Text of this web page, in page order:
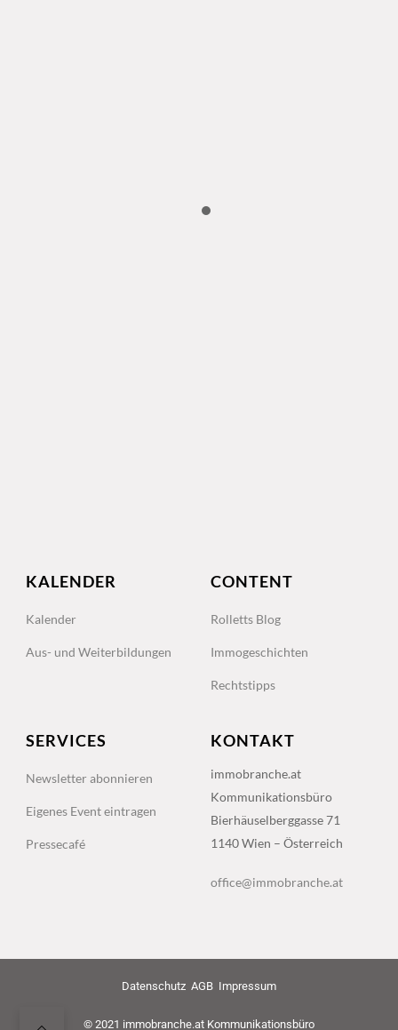
KALENDER
Kalender
Aus- und Weiterbildungen
CONTENT
Rolletts Blog
Immogeschichten
Rechtstipps
SERVICES
Newsletter abonnieren
Eigenes Event eintragen
Pressecafé
KONTAKT
immobranche.at
Kommunikationsbüro
Bierhäuselberggasse 71
1140 Wien – Österreich
office@immobranche.at
Datenschutz AGB Impressum
© 2021 immobranche.at Kommunikationsbüro